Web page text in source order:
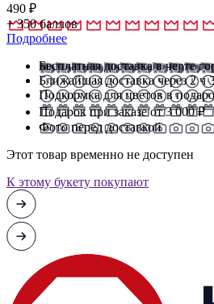
490 ₽
+350баллов
Подробнее
Бесплатная доставка в черте
Ближайшая доставка через 2 ч
Подкормка для цветов в
Подарок при заказе от 3 000 ₽
Фото перед доставкой
Этот товар временно не доступен
К этому букету покупают